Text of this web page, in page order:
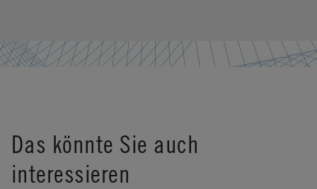
Das könnte Sie auch
interessieren